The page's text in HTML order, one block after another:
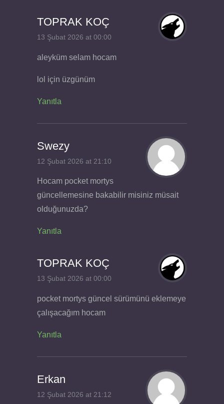
TOPRAK KOÇ
13 Şubat 2026 at 00:00
aleyküm selam hocam
lol için üzgünüm
Yanıtla
Swezy
12 Şubat 2026 at 21:10
Hocam pocket mortys
güncellemesine bakabilir misiniz müsait
olduğunuzda?
Yanıtla
TOPRAK KOÇ
13 Şubat 2026 at 00:00
pocket mortys güncel sürümünü eklemeye
çalışacağım hocam
Yanıtla
Erkan
12 Şubat 2026 at 21:12